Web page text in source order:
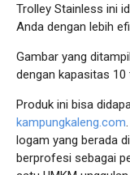
Trolley Stainless ini
Anda dengan lebih
Gambar yang
dengan kapasitas
Produk ini bisa
kampungkaleng.com.
logam yang berada
berprofesi sebagai